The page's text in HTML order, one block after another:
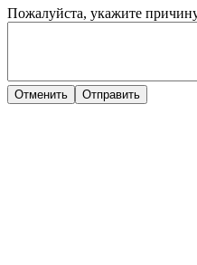
Пожалуйста, укажите
Отменить Отправить